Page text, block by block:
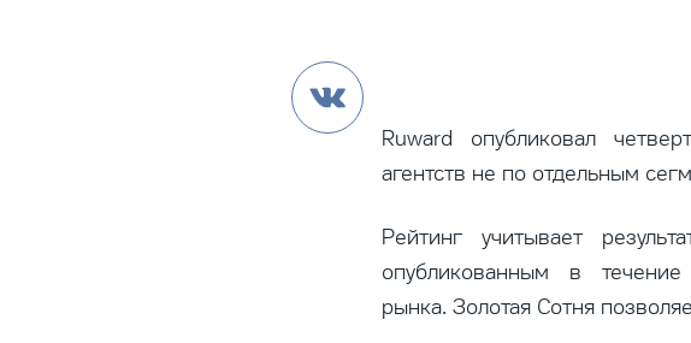
Ruward опубликовал
агентств не по отдельным
Рейтинг учитывает
опубликованным в
рынка. Золотая Сотня